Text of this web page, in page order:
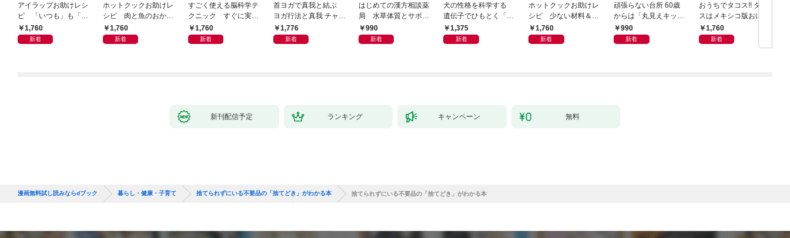
アイラップお助けレシ
ピ 「いつも」も「も
しも」もおいしい！
1,760
新着
ホットクックお助けレ
シピ 肉と魚のおか
ず 少ない材料＆調味
料で、あとはスイッチ
1,760
新着
すごく使える脳科学テ
クニック すぐに実践
したくなる
1,760
新着
首ヨガで真我と結ぶ
ヨガ行法と真我 チャク
ラと真我の関係 クンダ
リーニ上昇体験 次元上
1,776
新着
はじめての漢方相談薬
局 水草体質とサボテ
ン体質
990
新着
犬の性格を科学する
遺伝子でひもとく「最
良の友」の進化
1,375
新着
ホットクックお助けレ
シピ 少ない材料＆調
味料で、あとはスイッ
チポン！
1,760
新着
頑張らない台所 60歳
からは「丸見えキッチ
ン」でラクしておいし
い
990
新着
おうちでタコス!! タコ
スはメキシコ版おにぎ
りだ！
1,760
新着
新刊配信予定 ランキング キャンペーン 無料
漫画無料試し読みならdブック 暮らし・健康・子育て 捨てられずにいる不要品の「捨てどき」がわかる本 捨てられずにいる不要品の「捨てどき」がわかる本